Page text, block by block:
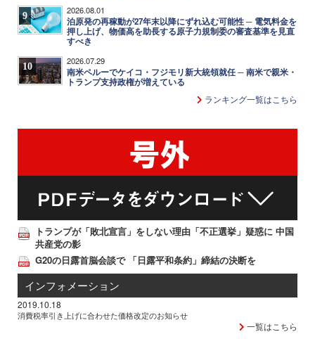
9 2026.08.01
泊原発の再稼動が27年末以降にずれ込む可能性 ─ 電気料金を
押し上げ、物価高を助長する原子力規制委の審査基準を見直
すべき
10 2026.07.29
南米ペルーでケイコ・フジモリ新大統領就任 ─ 南米で親米・
トランプ支持政権が増えている
ランキング一覧はこちら
トランプが「敗北宣言」をしない理由「不正選挙」疑惑に 中国
共産党の影
G20の日露首脳会談で 「日露平和条約」締結の決断を
インフォメーション
2019.10.18
消費税率引き上げに合わせた価格改定のお知らせ
一覧はこちら